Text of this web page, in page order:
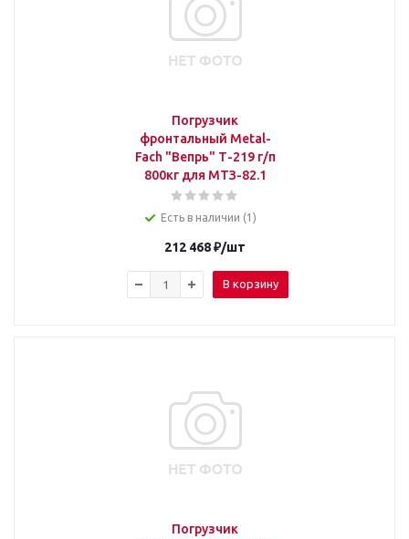
Погрузчик
фронтальный Metal-
Fach "Вепрь" Т-219 г/п
800кг для МТЗ-82.1
Есть в наличии (1)
212 468₽/шт
В корзину
Погрузчик